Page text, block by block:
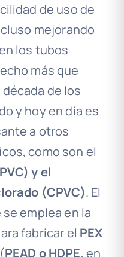
de uso de
mejorando
los tubos
más que
de los
y hoy en día es
a otros
como son el
y el
(CPVC). El
emplea en la
fabricar el PEX
PEAD o HDPE, en